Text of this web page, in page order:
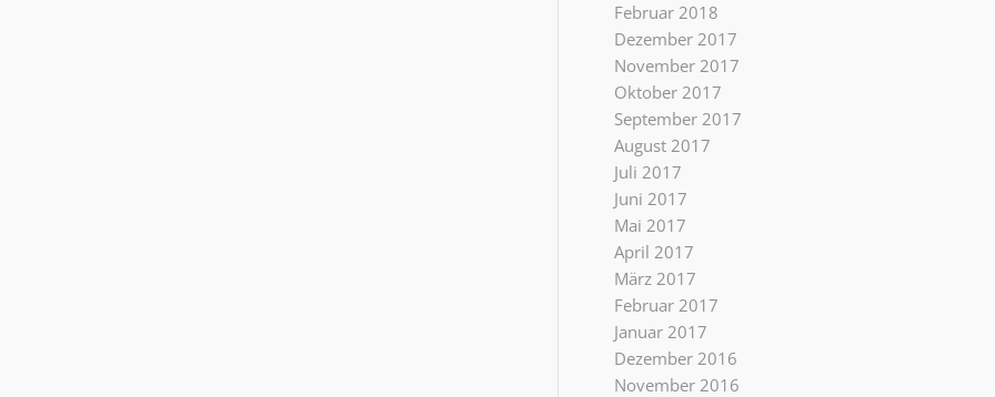
Februar 2018
Dezember 2017
November 2017
Oktober 2017
September 2017
August 2017
Juli 2017
Juni 2017
Mai 2017
April 2017
März 2017
Februar 2017
Januar 2017
Dezember 2016
November 2016